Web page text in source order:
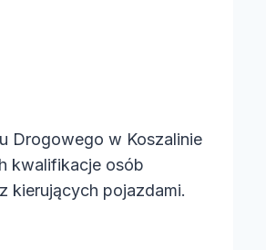
Drogowego w Koszalinie
kwalifikacje osób
kierujących pojazdami.